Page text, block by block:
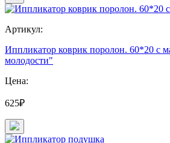
Артикул:
Иппликатор коврик поролон. 60*20 с
молодости"
Цена:
625₽